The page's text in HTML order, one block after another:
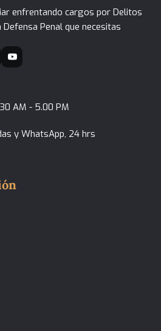
enfrentando cargos por Delitos
Penal que necesitas
AM - 5.00 PM
y WhatsApp, 24 hrs